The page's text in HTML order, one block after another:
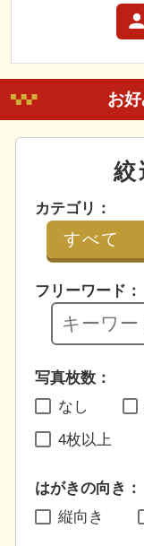
お
絞
カテゴリ：
フリーワード：
写真枚数：
なし
4枚以上
はがきの向き：
縦向き